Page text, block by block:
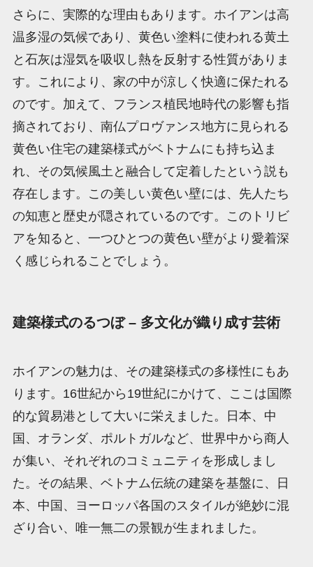
さらに、実際的な理由もあります。ホイアンは高
温多湿の気候であり、黄色い塗料に使われる黄土
と石灰は湿気を吸収し熱を反射する性質がありま
す。これにより、家の中が涼しく快適に保たれる
のです。加えて、フランス植民地時代の影響も指
摘されており、南仏プロヴァンス地方に見られる
黄色い住宅の建築様式がベトナムにも持ち込ま
れ、その気候風土と融合して定着したという説も
存在します。この美しい黄色い壁には、先人たち
の知恵と歴史が隠されているのです。このトリビ
アを知ると、一つひとつの黄色い壁がより愛着深
く感じられることでしょう。
建築様式のるつぼ – 多文化が織り成す芸術
ホイアンの魅力は、その建築様式の多様性にもあ
ります。16世紀から19世紀にかけて、ここは国際
的な貿易港として大いに栄えました。日本、中
国、オランダ、ポルトガルなど、世界中から商人
が集い、それぞれのコミュニティを形成しまし
た。その結果、ベトナム伝統の建築を基盤に、日
本、中国、ヨーロッパ各国のスタイルが絶妙に混
ざり合い、唯一無二の景観が生まれました。